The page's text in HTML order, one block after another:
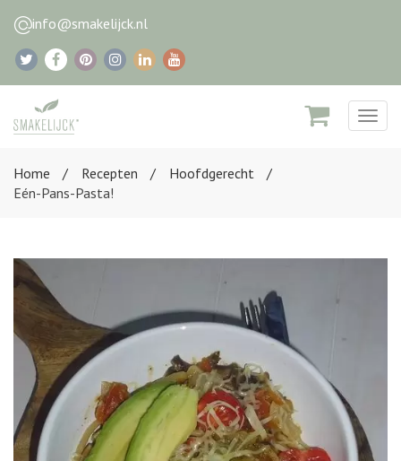
info@smakelijck.nl
Home
Recepten
Hoofdgerecht
Eén-Pans-Pasta!